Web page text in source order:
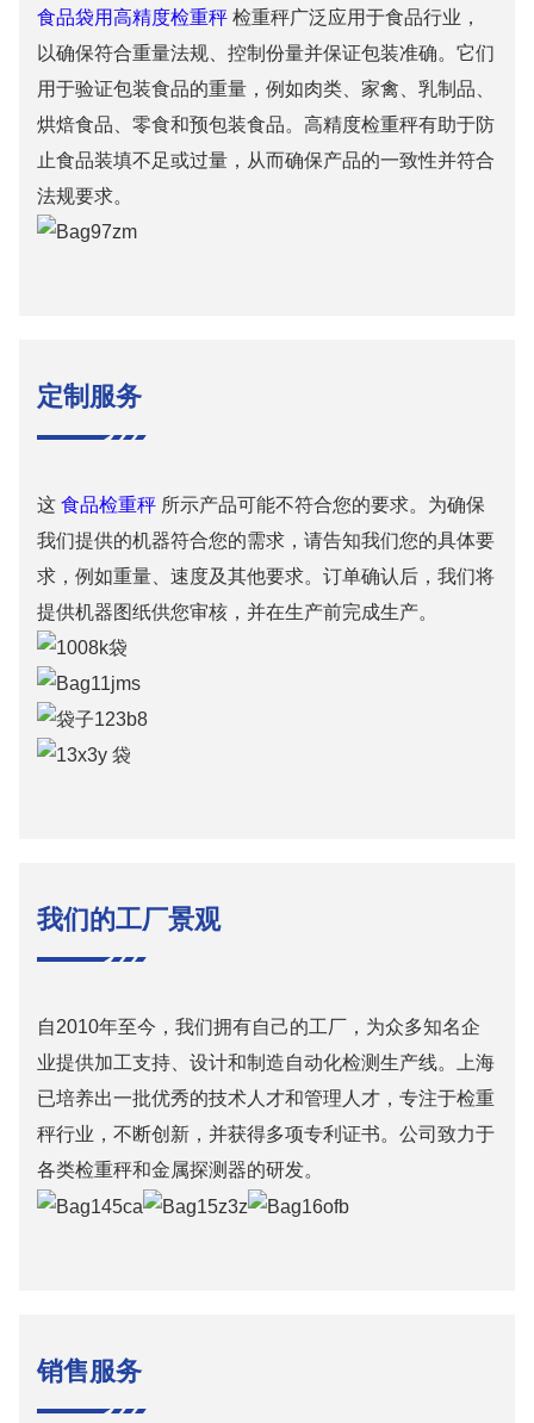
食品袋用高精度检重秤检重秤广泛应用于食品行业，
以确保符合重量法规、控制份量并保证包装准确。它们
用于验证包装食品的重量，例如肉类、家禽、乳制品、
烘焙食品、零食和预包装食品。高精度检重秤有助于防
止食品装填不足或过量，从而确保产品的一致性并符合
法规要求。
定制服务
这 食品检重秤所示产品可能不符合您的要求。为确保
我们提供的机器符合您的需求，请告知我们您的具体要
求，例如重量、速度及其他要求。订单确认后，我们将
提供机器图纸供您审核，并在生产前完成生产。
我们的工厂景观
自2010年至今，我们拥有自己的工厂，为众多知名企
业提供加工支持、设计和制造自动化检测生产线。上海
已培养出一批优秀的技术人才和管理人才，专注于检重
秤行业，不断创新，并获得多项专利证书。公司致力于
各类检重秤和金属探测器的研发。
销售服务